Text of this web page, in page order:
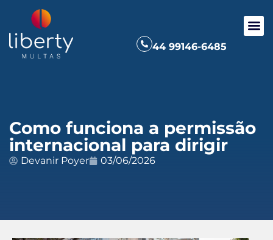
44 99146-6485
Como funciona a permissão
internacional para dirigir
Devanir Poyer 03/06/2026